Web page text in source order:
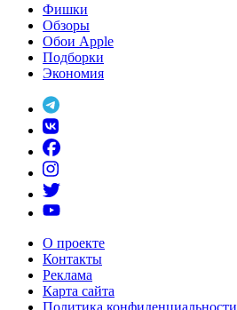
Фишки
Обзоры
Обои Apple
Подборки
Экономия
О проекте
Контакты
Реклама
Карта сайта